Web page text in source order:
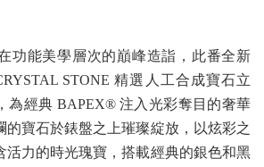
功能美學層次的巔峰造詣，此番全新
STONE 精選人工合成寶石立
為經典 BAPEX® 注入光彩奪目的奢華
的寶石於錶盤之上璀璨綻放，以炫彩之
活力的時光瑰寶，搭載經典的銀色和黑